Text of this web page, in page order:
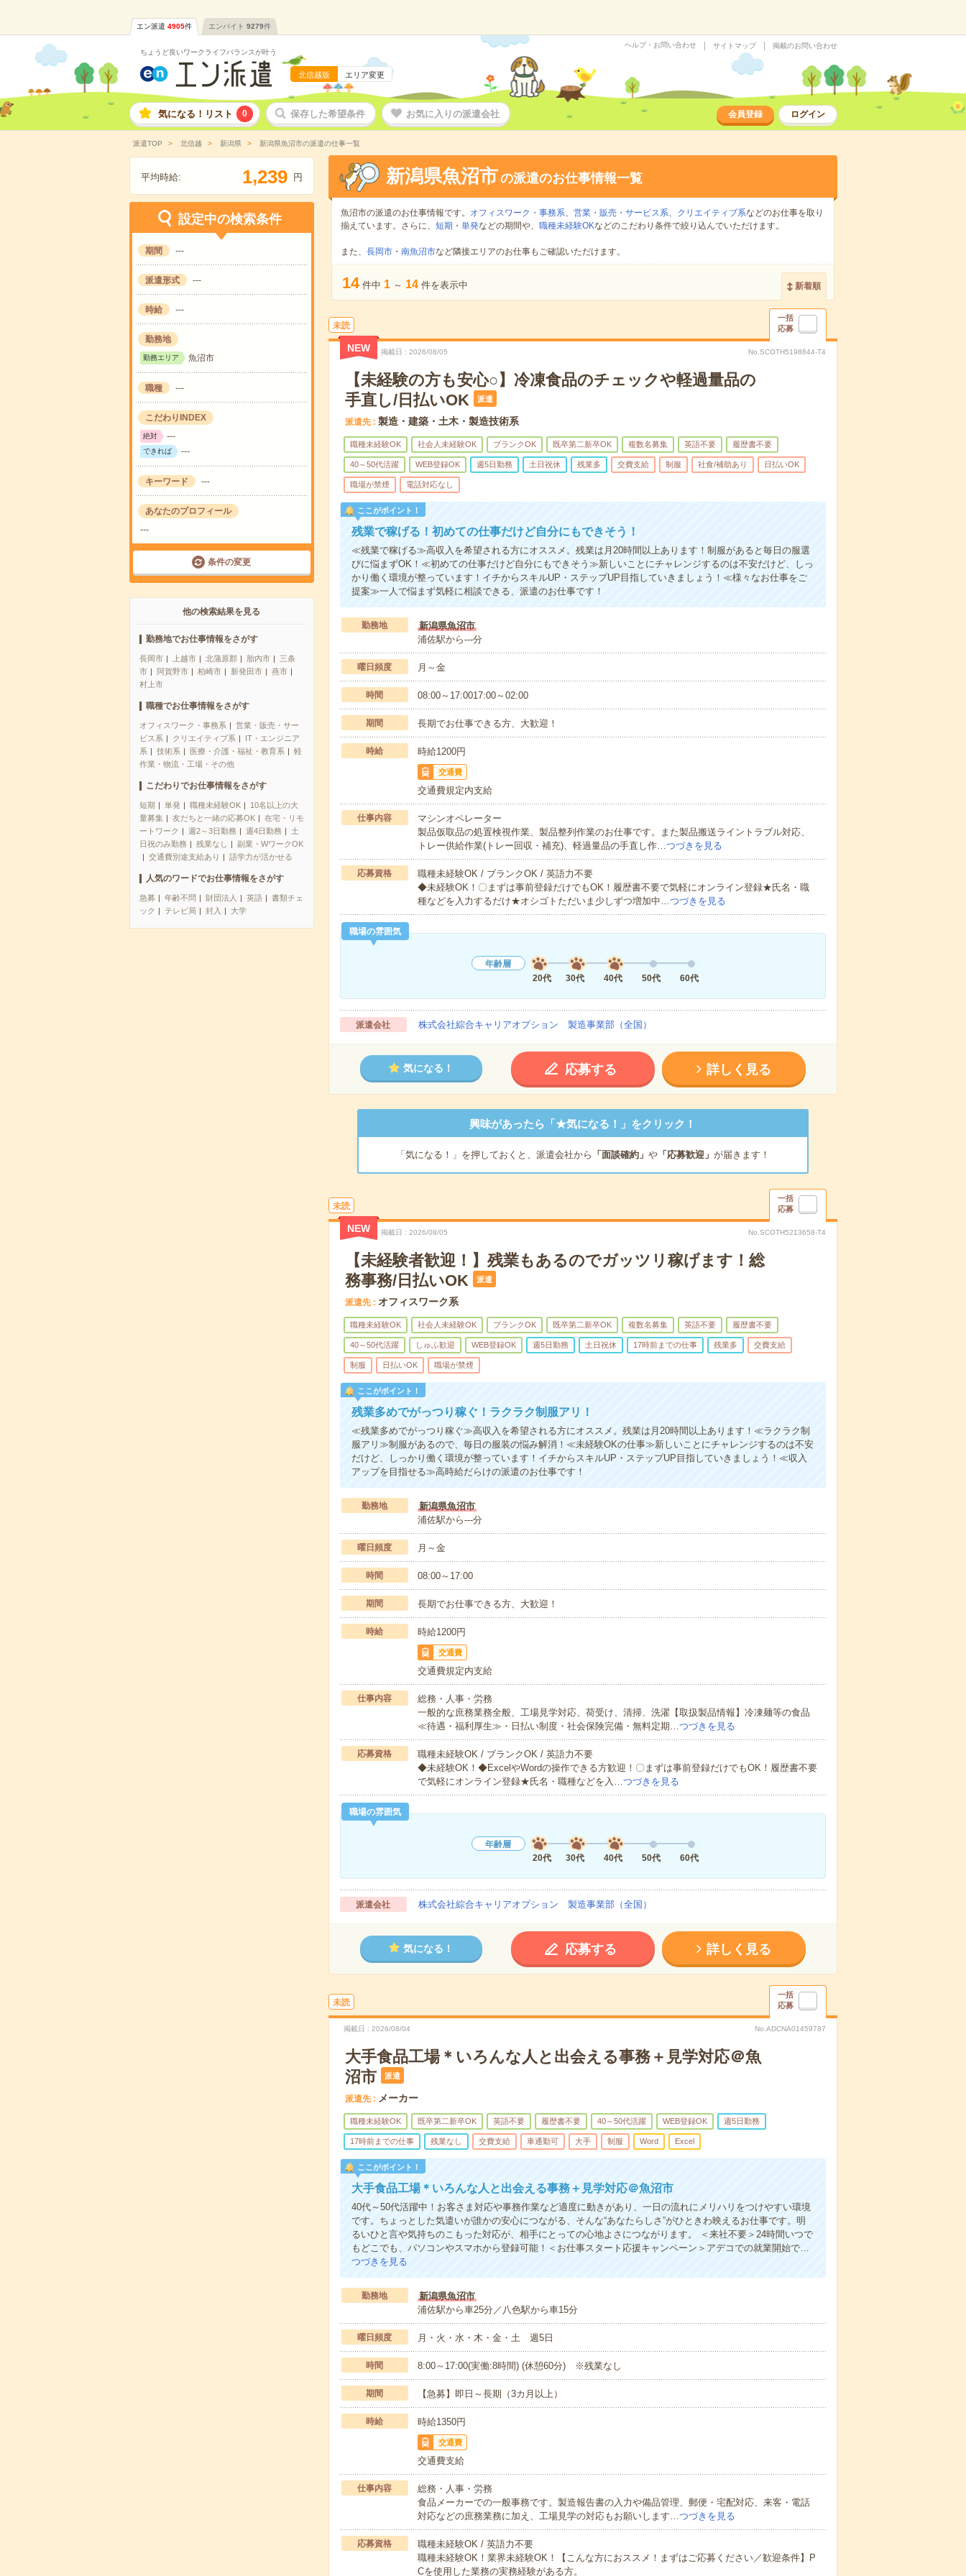
エン派遣 4905件 エンバイト 9279件
ちょうど良いワークライフバランスが叶う
北信越版 エリア変更
ヘルプ・お問い合わせ サイトマップ 掲載のお問い合わせ
気になる！リスト 0 保存した希望条件 お気に入りの派遣会社 会員登録 ログイン
派遣TOP 北信越 新潟県 新潟県魚沼市の派遣の仕事一覧
平均時給: 1,239 円
設定中の検索条件
期間 ---
派遣形式 ---
時給 ---
勤務地
勤務エリア 魚沼市
職種 ---
こだわりINDEX
絶対 ---
できれば ---
キーワード ---
あなたのプロフィール
---
条件の変更
他の検索結果を見る
勤務地でお仕事情報をさがす
長岡市 上越市 北蒲原郡 胎内市
三条
市
阿賀野市 柏崎市 新発田市
燕市
村上市
職種でお仕事情報をさがす
オフィスワーク・事務系
営業・販売・サー
ビス系
クリエイティブ系
IT・エンジニア
系
技術系 医療・介護・福祉・教育系
軽
作業・物流・工場・その他
こだわりでお仕事情報をさがす
短期 単発 職種未経験OK
10名以上の大
量募集
友だちと一緒の応募OK
在宅・リモ
ートワーク
週2～3日勤務 週4日勤務
土
日祝のみ勤務
残業なし
副業・WワークOK
交通費別途支給あり
語学力が活かせる
人気のワードでお仕事情報をさがす
急募 年齢不問 財団法人 英語
書類チェ
ック
テレビ局 封入 大学
新潟県魚沼市の派遣のお仕事情報一覧
魚沼市の派遣のお仕事情報です。 オフィスワーク・事務系、 営業・販売・サービス系、 クリエイティブ系などのお仕事を取り
揃えています。さらに、 短期 ・ 単発などの期間や、 職種未経験OKなどのこだわり条件で絞り込んでいただけます。
また、 長岡市・ 南魚沼市など隣接エリアのお仕事もご確認いただけます。
14 件中 1 ～ 14 件を表示中 新着順
未読
一括
応募
NEW 掲載日 2026/08/05 No.SCOTH5198844-T4
【未経験の方も安心○】冷凍食品のチェックや軽過量品の
手直し/日払いOK
派遣
派遣先 製造・建築・土木・製造技術系
職種未経験OK 社会人未経験OK ブランクOK 既卒第二新卒OK 複数名募集 英語不要 履歴書不要
40～50代活躍 WEB登録OK 週5日勤務 土日祝休 残業多 交費支給 制服 社食/補助あり 日払いOK
職場が禁煙 電話対応なし
ここがポイント！
残業で稼げる！初めての仕事だけど自分にもできそう！
≪残業で稼げる≫高収入を希望される方にオススメ。残業は月20時間以上あります！制服があると毎日の服選
びに悩まずOK！≪初めての仕事だけど自分にもできそう≫新しいことにチャレンジするのは不安だけど、しっ
かり働く環境が整っています！イチからスキルUP・ステップUP目指していきましょう！≪様々なお仕事をご
提案≫一人で悩まず気軽に相談できる、派遣のお仕事です！
勤務地
新潟県魚沼市
浦佐駅から---分
曜日頻度 月～金
時間 08:00～17:0017:00～02:00
期間 長期でお仕事できる方、大歓迎！
時給 時給1200円
交通費
交通費規定内支給
仕事内容
マシンオペレーター
製品仮取品の処置検視作業、製品整列作業のお仕事です。また製品搬送ライントラブル対応、
トレー供給作業(トレー回収・補充)、軽過量品の手直し作…つづきを見る
応募資格
職種未経験OK / ブランクOK / 英語力不要
◆未経験OK！〇まずは事前登録だけでもOK！履歴書不要で気軽にオンライン登録★氏名・職
種などを入力するだけ★オシゴトただいま少しずつ増加中…つづきを見る
職場の雰囲気
年齢層
20代
30代 40代 50代 60代
派遣会社 株式会社綜合キャリアオプション 製造事業部（全国）
気になる！ 応募する 詳しく見る
興味があったら「★気になる！」をクリック！
「気になる！」を押しておくと、派遣会社から 「面談確約」 や「応募歓迎」 が届きます！
未読
一括
応募
NEW 掲載日 2026/08/05 No.SCOTH5213658-T4
【未経験者歓迎！】残業もあるのでガッツリ稼げます！総
務事務/日払いOK
派遣
派遣先 オフィスワーク系
職種未経験OK 社会人未経験OK ブランクOK 既卒第二新卒OK 複数名募集 英語不要 履歴書不要
40～50代活躍 しゅふ歓迎 WEB登録OK 週5日勤務 土日祝休 17時前までの仕事 残業多 交費支給
制服 日払いOK 職場が禁煙
ここがポイント！
残業多めでがっつり稼ぐ！ラクラク制服アリ！
≪残業多めでがっつり稼ぐ≫高収入を希望される方にオススメ。残業は月20時間以上あります！≪ラクラク制
服アリ≫制服があるので、毎日の服装の悩み解消！≪未経験OKの仕事≫新しいことにチャレンジするのは不安
だけど、しっかり働く環境が整っています！イチからスキルUP・ステップUP目指していきましょう！≪収入
アップを目指せる≫高時給だらけの派遣のお仕事です！
勤務地
新潟県魚沼市
浦佐駅から---分
曜日頻度 月～金
時間 08:00～17:00
期間 長期でお仕事できる方、大歓迎！
時給 時給1200円
交通費
交通費規定内支給
仕事内容
総務・人事・労務
一般的な庶務業務全般、工場見学対応、荷受け、清掃、洗濯【取扱製品情報】冷凍麺等の食品
≪待遇・福利厚生≫・日払い制度・社会保険完備・無料定期… つづきを見る
応募資格
職種未経験OK / ブランクOK / 英語力不要
◆未経験OK！◆ExcelやWordの操作できる方歓迎！〇まずは事前登録だけでもOK！履歴書不要
で気軽にオンライン登録★氏名・職種などを入… つづきを見る
職場の雰囲気
年齢層
20代
30代 40代 50代 60代
派遣会社 株式会社綜合キャリアオプション 製造事業部（全国）
気になる！ 応募する 詳しく見る
未読
一括
応募
掲載日 2026/08/04 No.ADCNA01459787
大手食品工場＊いろんな人と出会える事務＋見学対応＠魚
沼市
派遣
派遣先 メーカー
職種未経験OK 既卒第二新卒OK 英語不要 履歴書不要 40～50代活躍 WEB登録OK 週5日勤務
17時前までの仕事 残業なし 交費支給 車通勤可 大手 制服 Word Excel
ここがポイント！
大手食品工場＊いろんな人と出会える事務＋見学対応＠魚沼市
40代～50代活躍中！お客さま対応や事務作業など適度に動きがあり、一日の流れにメリハリをつけやすい環境
です。ちょっとした気遣いが誰かの安心につながる、そんな“あなたらしさ”がひときわ映えるお仕事です。明
るいひと言や気持ちのこもった対応が、相手にとっての心地よさにつながります。 ＜来社不要＞24時間いつで
もどこでも、パソコンやスマホから登録可能！＜お仕事スタート応援キャンペーン＞アデコでの就業開始で…
つづきを見る
勤務地
新潟県魚沼市
浦佐駅から車25分／八色駅から車15分
曜日頻度 月・火・水・木・金・土 週5日
時間 8:00～17:00(実働:8時間) (休憩60分) ※残業なし
期間 【急募】即日～長期（3カ月以上）
時給 時給1350円
交通費
交通費支給
仕事内容
総務・人事・労務
食品メーカーでの一般事務です。製造報告書の入力や備品管理、郵便・宅配対応、来客・電話
対応などの庶務業務に加え、工場見学の対応もお願いします…つづきを見る
応募資格
職種未経験OK / 英語力不要
職種未経験OK！業界未経験OK！【こんな方におススメ！まずはご応募ください／歓迎条件】P
Cを使用した業務の実務経験がある方。